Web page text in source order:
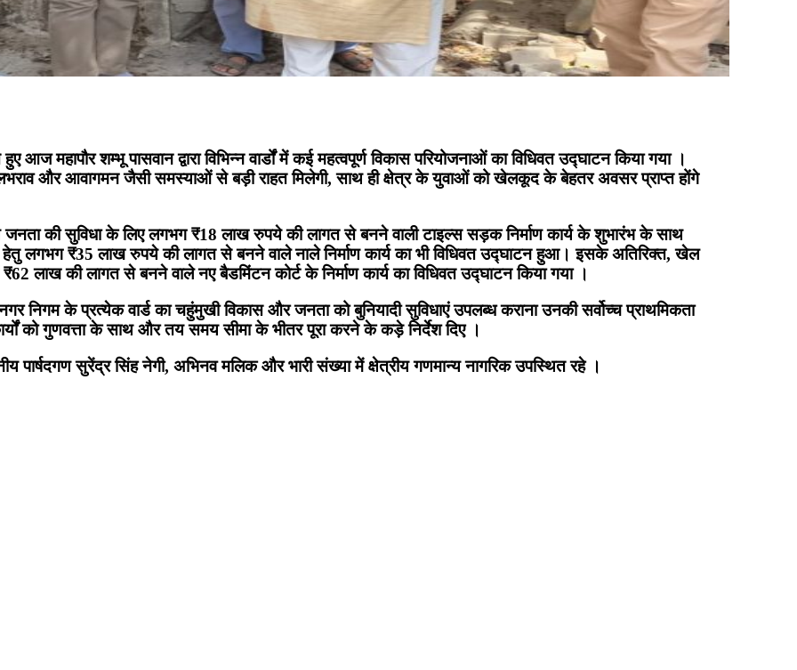
महापौर शम्भू पासवान द्वारा विभिन्न वार्डों में कई महत्वपूर्ण विकास परियोजनाओं का विधिवत उद्घाटन किया गया ।
और आवागमन जैसी समस्याओं से बड़ी राहत मिलेगी, साथ ही क्षेत्र के युवाओं को खेलकूद के बेहतर अवसर प्राप्त होंगे
जनता की सुविधा के लिए लगभग ₹18 लाख रुपये की लागत से बनने वाली टाइल्स सड़क निर्माण कार्य के शुभारंभ के साथ
हेतु लगभग ₹35 लाख रुपये की लागत से बनने वाले नाले निर्माण कार्य का भी विधिवत उद्घाटन हुआ। इसके अतिरिक्त, खेल
लाख की लागत से बनने वाले नए बैडमिंटन कोर्ट के निर्माण कार्य का विधिवत उद्घाटन किया गया ।
निगम के प्रत्येक वार्ड का चहुंमुखी विकास और जनता को बुनियादी सुविधाएं उपलब्ध कराना उनकी सर्वोच्च प्राथमिकता
को गुणवत्ता के साथ और तय समय सीमा के भीतर पूरा करने के कड़े निर्देश दिए ।
पार्षदगण सुरेंद्र सिंह नेगी, अभिनव मलिक और भारी संख्या में क्षेत्रीय गणमान्य नागरिक उपस्थित रहे ।